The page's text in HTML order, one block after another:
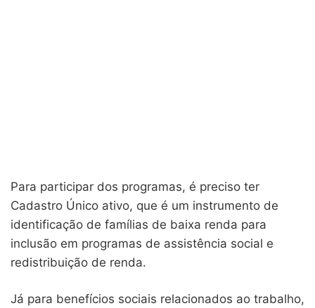
Para participar dos programas, é preciso ter
Cadastro Único ativo, que é um instrumento de
identificação de famílias de baixa renda para
inclusão em programas de assistência social e
redistribuição de renda.
Já para benefícios sociais relacionados ao trabalho,